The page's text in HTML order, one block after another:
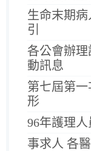
生命末期
引
各公會辦
動訊息
第七屆第
形
96年護理
事求人 各